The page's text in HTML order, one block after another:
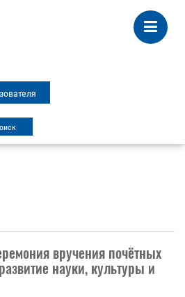
вручения почётных
науки, культуры и